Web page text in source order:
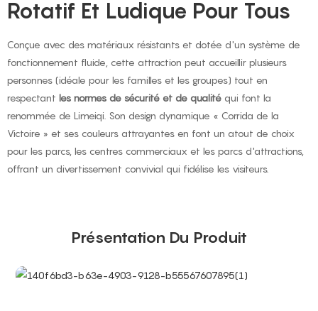
Rotatif Et Ludique Pour Tous
Conçue avec des matériaux résistants et dotée d'un système de
fonctionnement fluide, cette attraction peut accueillir plusieurs
personnes (idéale pour les familles et les groupes) tout en
respectant les normes de sécurité et de qualité qui font la
renommée de Limeiqi. Son design dynamique « Corrida de la
Victoire » et ses couleurs attrayantes en font un atout de choix
pour les parcs, les centres commerciaux et les parcs d'attractions,
offrant un divertissement convivial qui fidélise les visiteurs.
Présentation Du Produit